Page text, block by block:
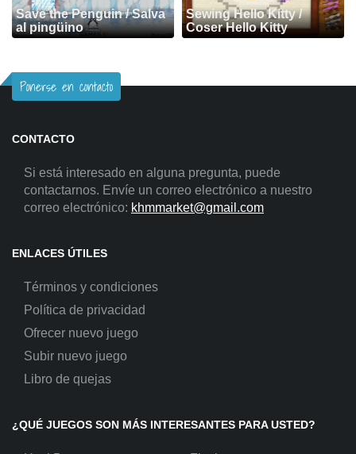
Save the Penguin / Salva
al pingüino
Sewing Hello Kitty /
Coser Hello Kitty
Ponerse en contacto
CONTACTO
Si está interesado en alguna pregunta, puede
contactarnos. Envíe un correo electrónico a nuestro
correo electrónico: khmmarket@gmail.com
ENLACES ÚTILES
Términos y condiciones
Política de privacidad
Ofrecer nuevo juego
Subir nuevo juego
Libro de quejas
¿QUÉ JUEGOS SON MÁS INTERESANTES PARA USTED?